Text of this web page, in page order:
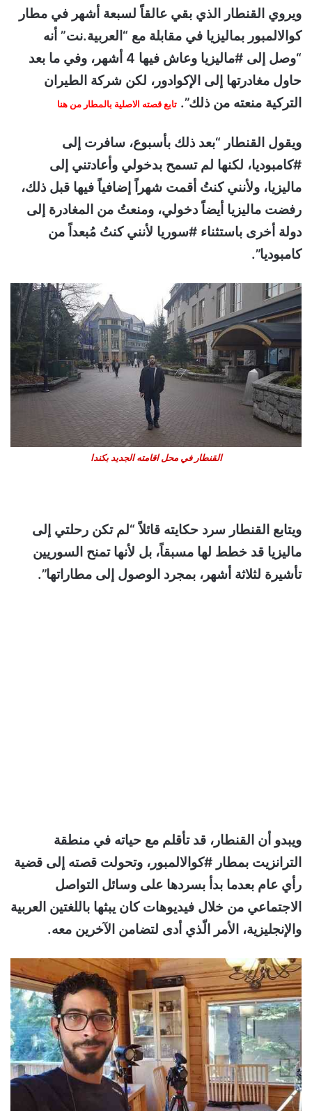
ويروي القنطار الذي بقي عالقاً لسبعة أشهر في مطار
كوالالمبور بماليزيا في مقابلة مع “العربية.نت” أنه
“وصل إلى #ماليزيا وعاش فيها 4 أشهر، وفي ما بعد
حاول مغادرتها إلى الإكوادور، لكن شركة الطيران
التركية منعته من ذلك”. تابع قصته الاصلية بالمطار من هنا
ويقول القنطار “بعد ذلك بأسبوع، سافرت إلى
#كامبوديا، لكنها لم تسمح بدخولي وأعادتني إلى
ماليزيا، ولأنني كنتُ أقمت شهراً إضافياً فيها قبل ذلك،
رفضت ماليزيا أيضاً دخولي، ومنعتُ من المغادرة إلى
دولة أخرى باستثناء #سوريا لأنني كنتُ مُبعداً من
كامبوديا”.
القنطار في محل اقامته الجديد بكندا
ويتابع القنطار سرد حكايته قائلاً “لم تكن رحلتي إلى
ماليزيا قد خطط لها مسبقاً، بل لأنها تمنح السوريين
تأشيرة لثلاثة أشهر، بمجرد الوصول إلى مطاراتها”.
ويبدو أن القنطار، قد تأقلم مع حياته في منطقة
الترانزيت بمطار #كوالالمبور، وتحولت قصته إلى قضية
رأي عام بعدما بدأ بسردها على وسائل التواصل
الاجتماعي من خلال فيديوهات كان يبثها باللغتين العربية
والإنجليزية، الأمر الّذي أدى لتضامن الآخرين معه.